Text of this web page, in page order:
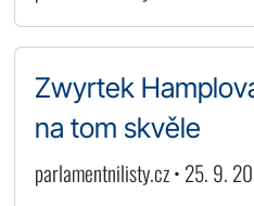
Zwyrtek
na tom skvěle
parlamentnilisty.cz • 25. 9.